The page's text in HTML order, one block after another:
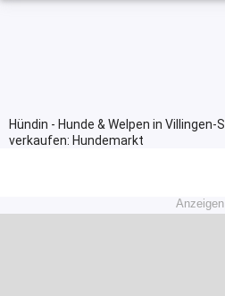
Hündin - Hunde & Welpen in
verkaufen: Hundemarkt
Anzeigen